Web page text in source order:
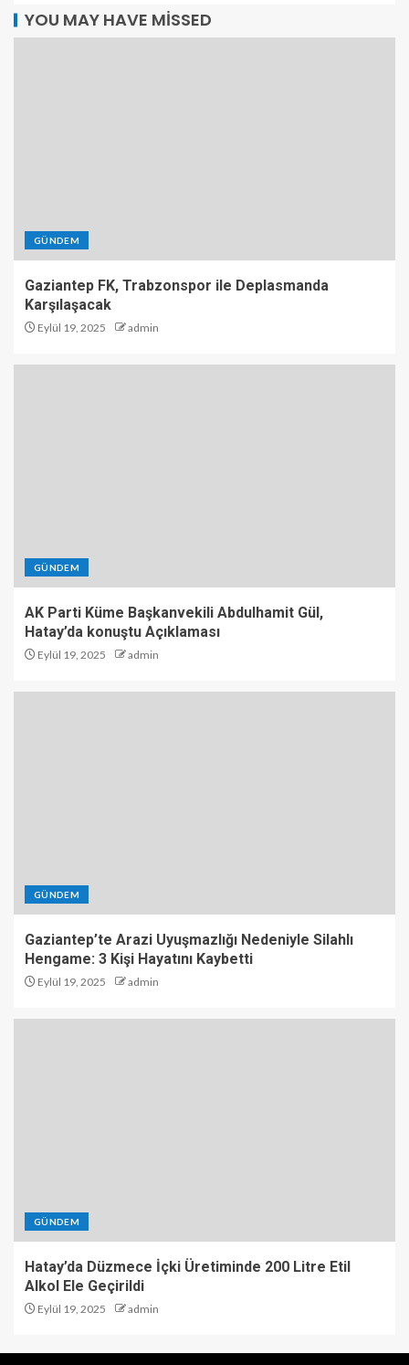
YOU MAY HAVE MISSED
GÜNDEM
Gaziantep FK, Trabzonspor ile Deplasmanda
Karşılaşacak
Eylül 19, 2025 admin
GÜNDEM
AK Parti Küme Başkanvekili Abdulhamit Gül,
Hatay’da konuştu Açıklaması
Eylül 19, 2025 admin
GÜNDEM
Gaziantep’te Arazi Uyuşmazlığı Nedeniyle Silahlı
Hengame: 3 Kişi Hayatını Kaybetti
Eylül 19, 2025 admin
GÜNDEM
Hatay’da Düzmece İçki Üretiminde 200 Litre Etil
Alkol Ele Geçirildi
Eylül 19, 2025 admin